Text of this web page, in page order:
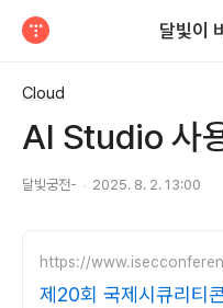
달빛이
Cloud
AI Studio 사
달빛궁전- 2025. 8. 2. 13:00
https://
제20회 국제시큐리티